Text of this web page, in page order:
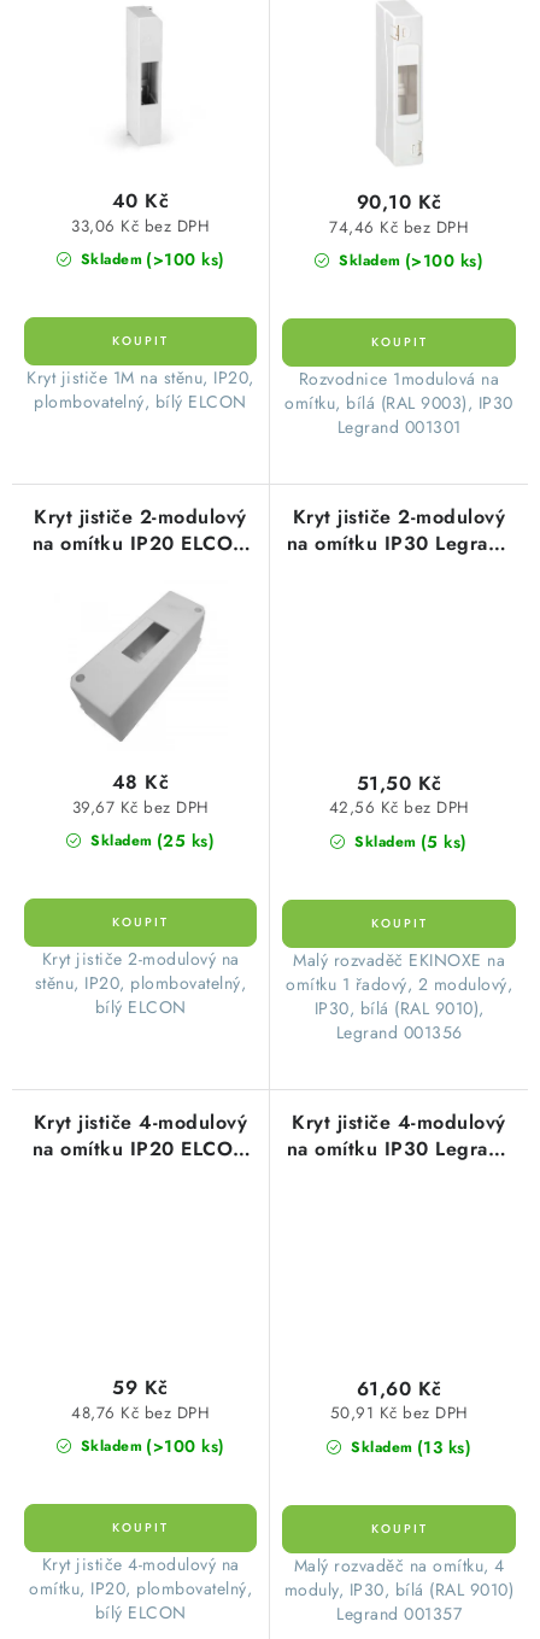
Skladem (>100 ks)
33,06 Kč bez DPH
40 Kč
​Kryt jističe 1M na stěnu, IP20,
plombovatelný, bílý ELCON
svorkovnice
Skladem (>100 ks)
74,46 Kč bez DPH
90,10 Kč
Rozvodnice 1modulová na
omítku, bílá (RAL 9003), IP30
Legrand 001301
Kryt jističe 2-modulový
na omítku IP20 ELCON
Skladem (25 ks)
39,67 Kč bez DPH
48 Kč
​Kryt jističe 2-modulový na
stěnu, IP20, plombovatelný,
bílý ELCON
Kryt jističe 2-modulový
na omítku IP30 Legrand
Skladem (5 ks)
42,56 Kč bez DPH
51,50 Kč
Malý rozvaděč EKINOXE na
omítku 1 řadový, 2 modulový,
IP30, bílá (RAL 9010),
Legrand 001356
Kryt jističe 4-modulový
na omítku IP20 ELCON
Skladem (>100 ks)
48,76 Kč bez DPH
59 Kč
​Kryt jističe 4-modulový na
omítku, IP20, plombovatelný,
bílý ELCON
Kryt jističe 4-modulový
na omítku IP30 Legrand
Skladem (13 ks)
50,91 Kč bez DPH
61,60 Kč
Malý rozvaděč na omítku, 4
moduly, IP30, bílá (RAL 9010)
Legrand 001357